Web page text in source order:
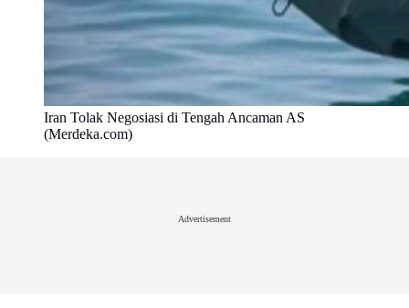
Iran Tolak Negosiasi di Tengah Ancaman AS
(Merdeka.com)
Advertisement